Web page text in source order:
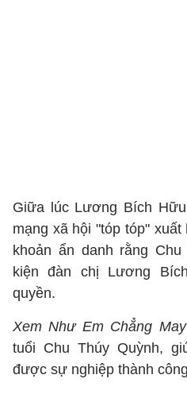
Giữa lúc Lương Bích
mạng xã hội "tóp tóp"
khoản ẩn danh rằng
kiện đàn chị Lương
quyền.
Xem Như Em Chẳng May
tuổi Chu Thúy Quỳnh,
được sự nghiệp thành